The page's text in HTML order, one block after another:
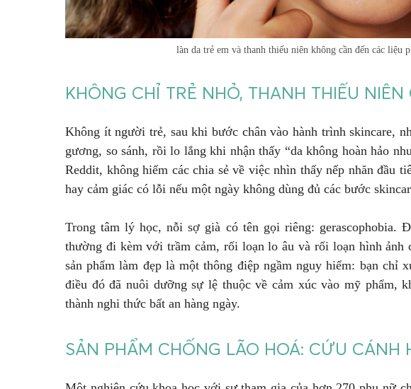
làn da trẻ em và thanh thiếu niên không cần đến các liệu
KHÔNG CHỈ TRẺ NHỎ, THANH THIẾU
Không ít người trẻ, sau khi bước chân vào hành trình skincare,
gương, so sánh, rồi lo lắng khi nhận thấy “da không hoàn hảo
Reddit, không hiếm các chia sẻ về việc nhìn thấy nếp nhăn đầu
hay cảm giác có lỗi nếu một ngày không dùng đủ các bước
Trong tâm lý học, nỗi sợ già có tên gọi riêng:
thường đi kèm với trầm cảm, rối loạn lo âu và rối loạn hình ảnh
sản phẩm làm đẹp là một thông điệp ngầm nguy hiểm: bạn chỉ
điều đó đã nuôi dưỡng sự lệ thuộc về cảm xúc vào mỹ phẩm,
thành nghi thức bất an hàng ngày.
SẢN PHẨM CHỐNG LÃO HOÁ: CỨU CÁNH